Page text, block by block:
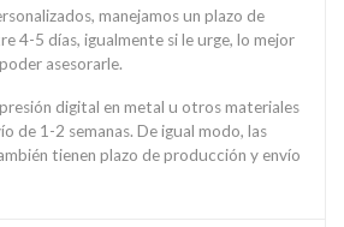
manejamos un plazo de
4-5 días, igualmente si le urge, lo mejor
asesorarle.
digital en metal u otros materiales
de 1-2 semanas. De igual modo, las
tienen plazo de producción y envío